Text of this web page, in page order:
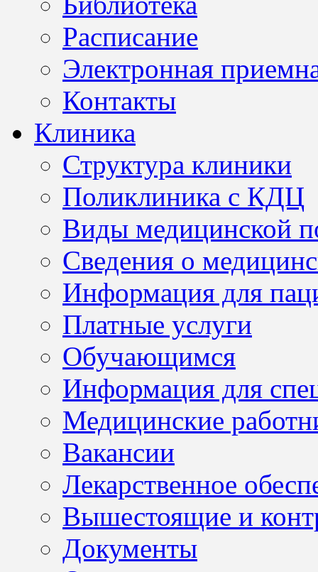
Расписание
Электронная
Контакты
Клиника
Структура клиники
Поликлиника с КДЦ
Виды медицинской
Сведения о
Информация для
Платные услуги
Обучающимся
Информация для
Медицинские
Вакансии
Лекарственное
Вышестоящие и
Документы